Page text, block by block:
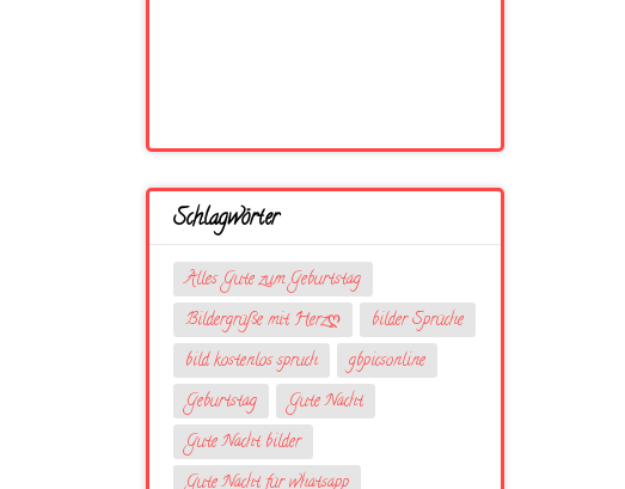
Schlagwörter
Alles Gute zum Geburtstag
Bildergrüße mit Herzღ
bilder Sprüche
bild kostenlos spruch
gbpicsonline
Geburtstag
Gute Nacht
Gute Nacht bilder
Gute Nacht für whatsapp